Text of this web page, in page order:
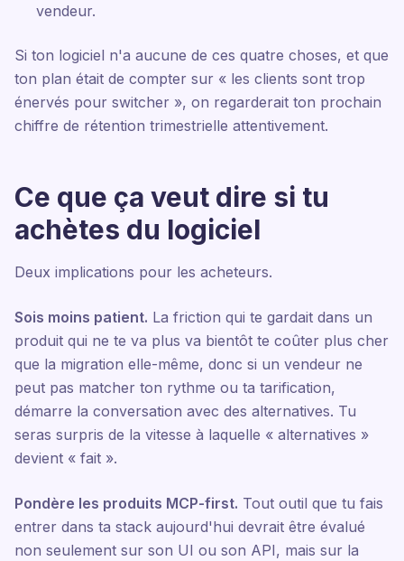
vendeur.
Si ton logiciel n'a aucune de ces quatre choses, et que
ton plan était de compter sur « les clients sont trop
énervés pour switcher », on regarderait ton prochain
chiffre de rétention trimestrielle attentivement.
Ce que ça veut dire si tu
achètes du logiciel
Deux implications pour les acheteurs.
Sois moins patient. La friction qui te gardait dans un
produit qui ne te va plus va bientôt te coûter plus cher
que la migration elle-même, donc si un vendeur ne
peut pas matcher ton rythme ou ta tarification,
démarre la conversation avec des alternatives. Tu
seras surpris de la vitesse à laquelle « alternatives »
devient « fait ».
Pondère les produits MCP-first. Tout outil que tu fais
entrer dans ta stack aujourd'hui devrait être évalué
non seulement sur son UI ou son API, mais sur la